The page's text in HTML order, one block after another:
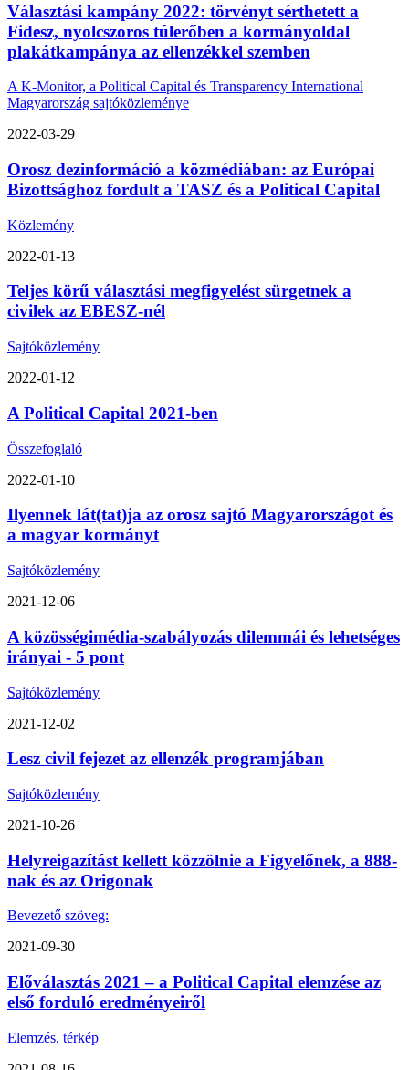
Választási kampány 2022: törvényt sérthetett a
Fidesz, nyolcszoros túlerőben a kormányoldal
plakátkampánya az ellenzékkel szemben
A K-Monitor, a Political Capital és Transparency International
Magyarország sajtóközleménye
2022-03-29
Orosz dezinformáció a közmédiában: az Európai
Bizottsághoz fordult a TASZ és a Political Capital
Közlemény
2022-01-13
Teljes körű választási megfigyelést sürgetnek a
civilek az EBESZ-nél
Sajtóközlemény
2022-01-12
A Political Capital 2021-ben
Összefoglaló
2022-01-10
Ilyennek lát(tat)ja az orosz sajtó Magyarországot és
a magyar kormányt
Sajtóközlemény
2021-12-06
A közösségimédia-szabályozás dilemmái és lehetséges
irányai - 5 pont
Sajtóközlemény
2021-12-02
Lesz civil fejezet az ellenzék programjában
Sajtóközlemény
2021-10-26
Helyreigazítást kellett közzölnie a Figyelőnek, a 888-
nak és az Origonak
Bevezető szöveg:
2021-09-30
Előválasztás 2021 – a Political Capital elemzése az
első forduló eredményeiről
Elemzés, térkép